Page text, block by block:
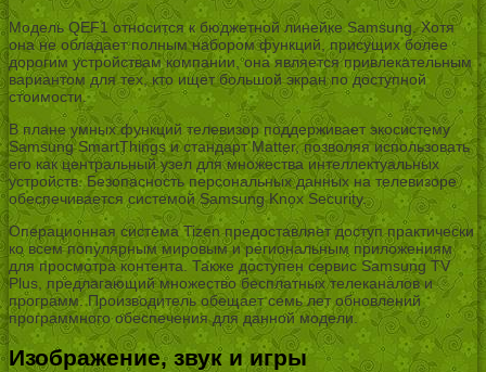
Модель QEF1 относится к бюджетной линейке Samsung. Хотя
она не обладает полным набором функций, присущих более
дорогим устройствам компании, она является привлекательным
вариантом для тех, кто ищет большой экран по доступной
стоимости.
В плане умных функций телевизор поддерживает экосистему
Samsung SmartThings и стандарт Matter, позволяя использовать
его как центральный узел для множества интеллектуальных
устройств. Безопасность персональных данных на телевизоре
обеспечивается системой Samsung Knox Security.
Операционная система Tizen предоставляет доступ практически
ко всем популярным мировым и региональным приложениям
для просмотра контента. Также доступен сервис Samsung TV
Plus, предлагающий множество бесплатных телеканалов и
программ. Производитель обещает семь лет обновлений
программного обеспечения для данной модели.
Изображение, звук и игры